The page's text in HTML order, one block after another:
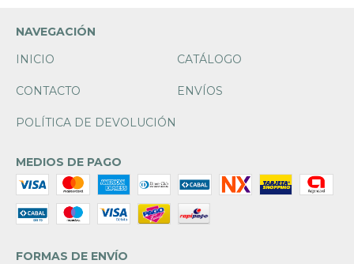
NAVEGACIÓN
INICIO
CATÁLOGO
CONTACTO ENVÍOS
POLÍTICA DE DEVOLUCIÓN
MEDIOS DE PAGO
FORMAS DE ENVÍO